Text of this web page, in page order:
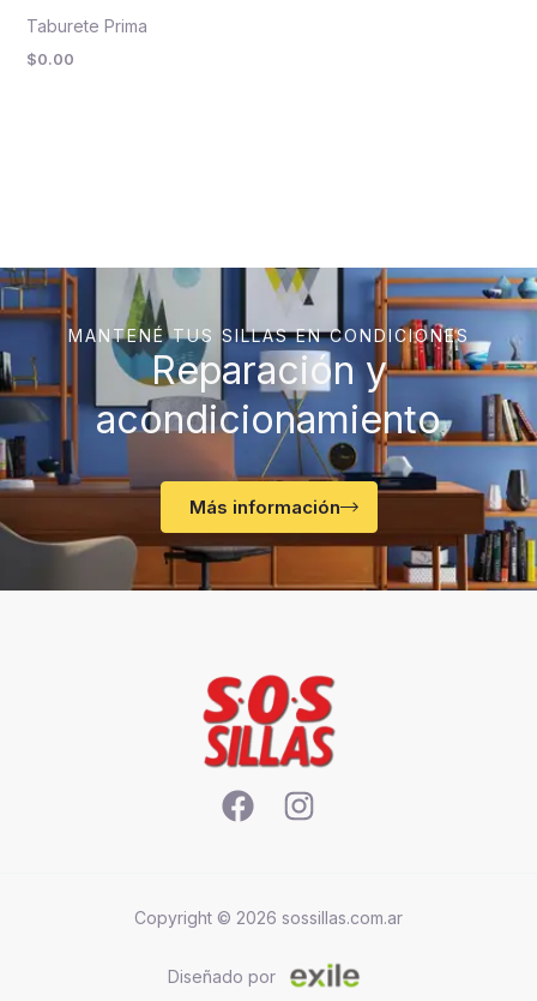
Taburete Prima
$0.00
MANTENÉ TUS SILLAS EN CONDICIONES
Reparación y
acondicionamiento
Más información
Copyright © 2026 sossillas.com.ar
Diseñado por